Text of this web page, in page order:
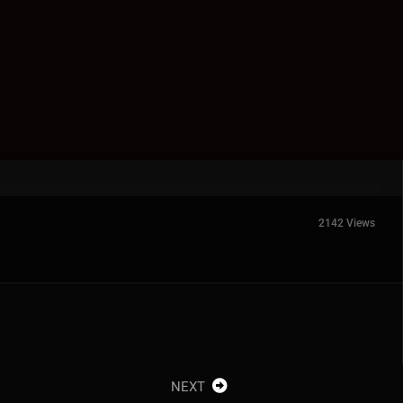
2142 Views
NEXT